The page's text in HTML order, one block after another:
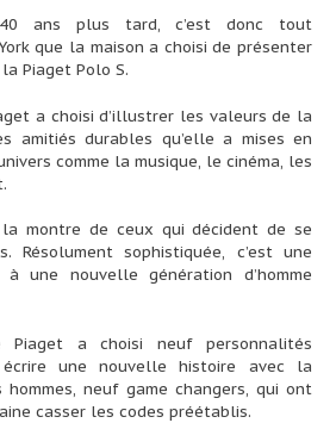
ans plus tard, c’est donc tout
que la maison a choisi de présenter
Piaget Polo S.
a choisi d’illustrer les valeurs de la
amitiés durables qu’elle a mises en
comme la musique, le cinéma, les
montre de ceux qui décident de se
Résolument sophistiquée, c’est une
à une nouvelle génération d’homme
Piaget a choisi neuf personnalités
une nouvelle histoire avec la
hommes, neuf game changers, qui ont
casser les codes préétablis.